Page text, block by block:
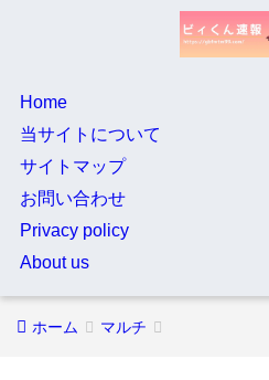
Home
当サイトについて
サイトマップ
お問い合わせ
Privacy policy
About us
ホーム マルチ